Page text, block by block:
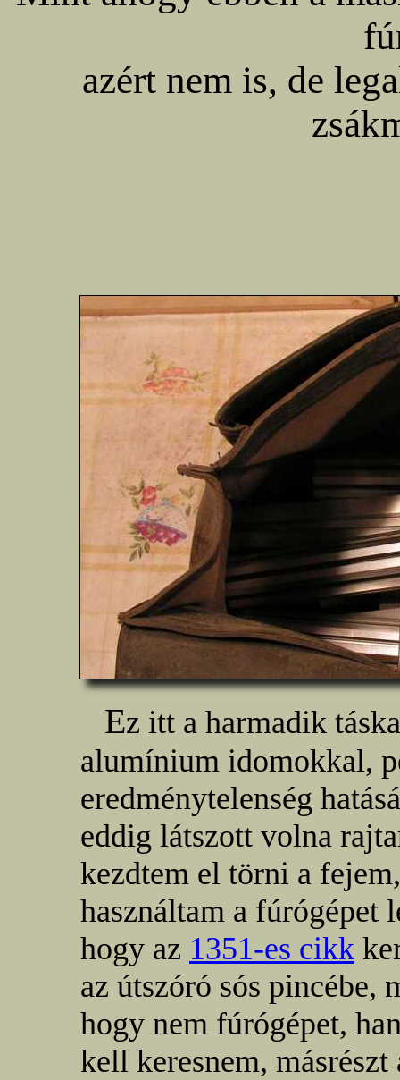
azért nem is, de
Ez itt a harmadik
alumínium idomokkal,
eredménytelenség
eddig látszott volna
kezdtem el törni a
használtam a fúrógépet
hogy az 1351-es cikk
az útszóró sós pincébe,
hogy nem fúrógépet,
kell keresnem,